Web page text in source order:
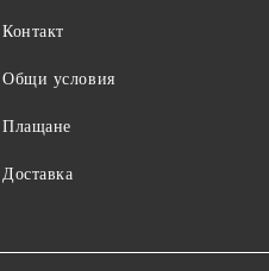
Контакт
Общи условия
Плащане
Доставка